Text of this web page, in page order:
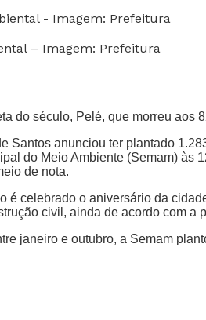
– Imagem: Prefeitura
do século, Pelé, que morreu aos
Santos anunciou ter plantado
do Meio Ambiente (Semam) às
de nota.
celebrado o aniversário da
civil, ainda de acordo com a
janeiro e outubro, a Semam